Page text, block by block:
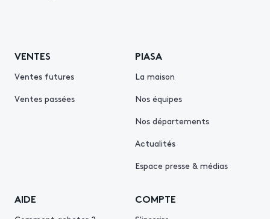
VENTES
Ventes futures
Ventes passées
PIASA
La maison
Nos équipes
Nos départements
Actualités
Espace presse & médias
AIDE COMPTE